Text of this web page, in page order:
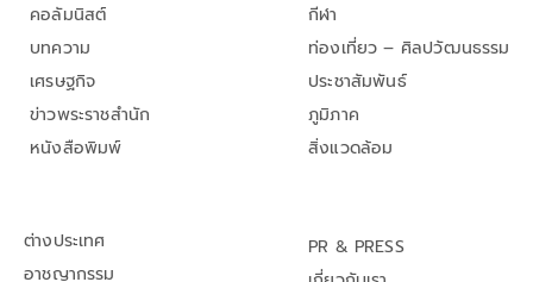
คอลัมนิสต์
บทความ
เศรษฐกิจ
ข่าวพระราชสำนัก
หนังสือพิมพ์
กีฬา
ท่องเที่ยว – ศิลปวัฒนธรรม
ประชาสัมพันธ์
ภูมิภาค
สิ่งแวดล้อม
ต่างประเทศ
อาชญากรรม
PR & PRESS